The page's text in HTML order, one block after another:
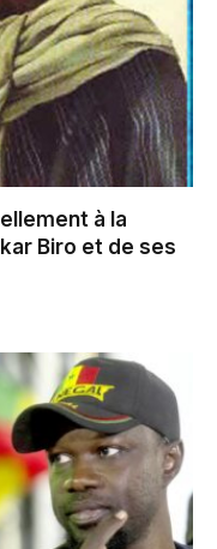
à la
Biro et de ses